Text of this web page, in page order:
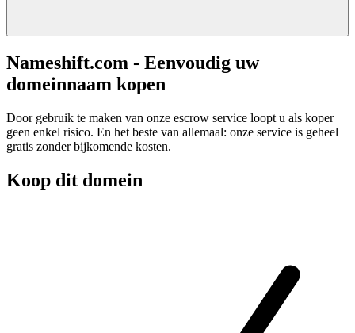
Nameshift.com - Eenvoudig uw
domeinnaam kopen
Door gebruik te maken van onze escrow service loopt u als koper
geen enkel risico. En het beste van allemaal: onze service is geheel
gratis zonder bijkomende kosten.
Koop dit domein